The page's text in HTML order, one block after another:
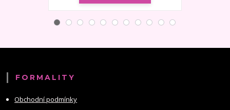
FORMALITY
Obchodní podmínky